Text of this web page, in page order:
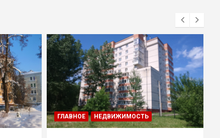
ГЛАВНОЕ НЕДВИЖИМОСТЬ